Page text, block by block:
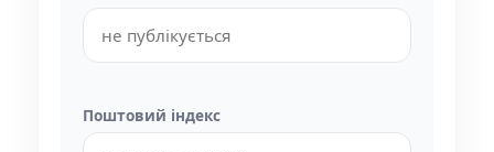
Поштовий індекс